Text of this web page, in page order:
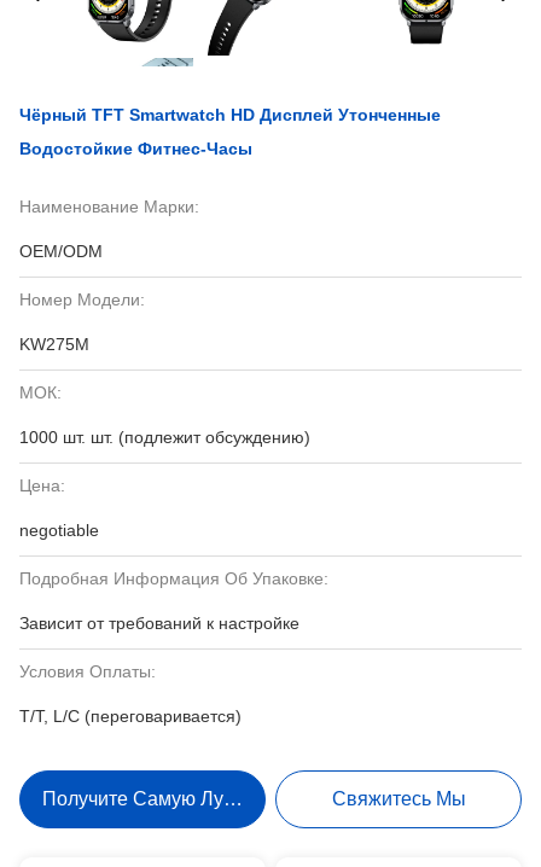
Чёрный TFT Smartwatch HD Дисплей Утонченные
Водостойкие Фитнес-Часы
Наименование Марки:
OEM/ODM
Номер Модели:
KW275M
МОК:
1000 шт. шт. (подлежит обсуждению)
Цена:
negotiable
Подробная Информация Об Упаковке:
Зависит от требований к настройке
Условия Оплаты:
T/T, L/C (переговаривается)
Получите Самую Лучшую Цену Свяжитесь Мы